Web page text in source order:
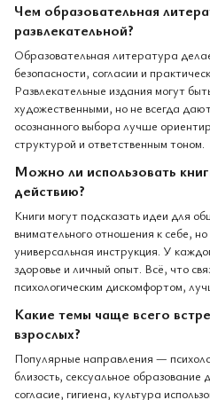
Чем образовательная
развлекательной?
Образовательная литература
безопасности, согласии и
Развлекательные издания могут
художественными, но не всегда
осознанного выбора лучше
структурой и ответственным тоном.
Можно ли использовать
действию?
Книги могут подсказать идеи для
внимательного отношения к себе,
универсальная инструкция. У
здоровье и личный опыт. Всё, что
психологическим дискомфортом,
Какие темы чаще всего
взрослых?
Популярные направления —
близость, сексуальное
согласие, гигиена, культура